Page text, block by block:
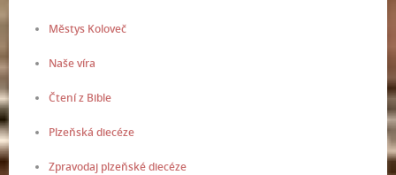
Městys Koloveč
Naše víra
Čtení z Bible
Plzeňská diecéze
Zpravodaj plzeňské diecéze